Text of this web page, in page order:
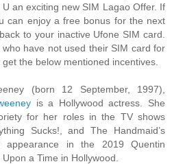
U an exciting new SIM Lagao Offer. If
can enjoy a free bonus for the next
to your inactive Ufone SIM card.
have not used their SIM card for
the below mentioned incentives.
(born 12 September, 1997),
is a Hollywood actress. She
for her roles in the TV shows
Sucks!, and The Handmaid’s
in the 2019 Quentin
a Time in Hollywood.